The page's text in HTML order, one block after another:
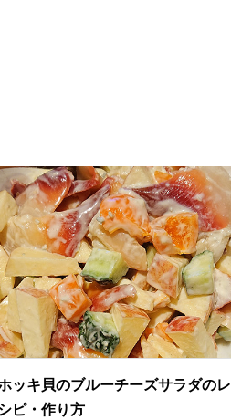
ッキ貝のブルーチーズサラダのレ
ピ・作り方